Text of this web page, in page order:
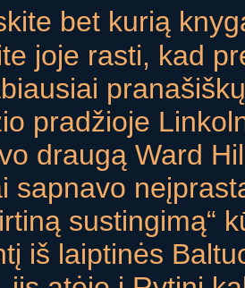
bet kurią
joje rasti, kad
pradžioje
draugą Ward
sapnavo
sustingimą“
iš laiptinės